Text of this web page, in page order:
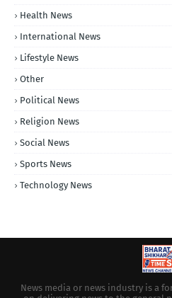
Health News
International News
Lifestyle News
Other
Political News
Religion News
Social News
Sports News
Technology News
News media or news industry is a